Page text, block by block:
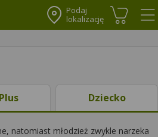
Podaj
lokalizację
Koszyk
Dziecko
natomiast młodzież zwykle narzeka